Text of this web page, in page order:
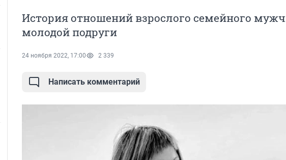
История отношений взрослого семейного
молодой подруги
24 ноября 2022, 17:00 2 339
Написать комментарий